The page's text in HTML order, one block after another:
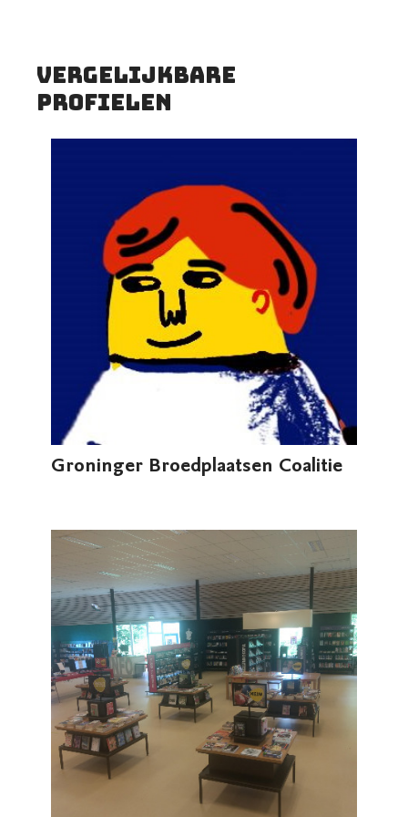
vergelijkbare
profielen
Groninger Broedplaatsen Coalitie